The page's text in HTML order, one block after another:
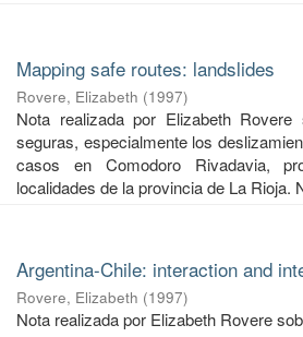
Mapping safe routes: landslides
Rovere, Elizabeth (1997)
Nota realizada por Elizabeth
seguras, especialmente los
casos en Comodoro Rivadavia,
localidades de la provincia de La Rioja.
Argentina-Chile: interaction and
Rovere, Elizabeth (1997)
Nota realizada por Elizabeth Rovere